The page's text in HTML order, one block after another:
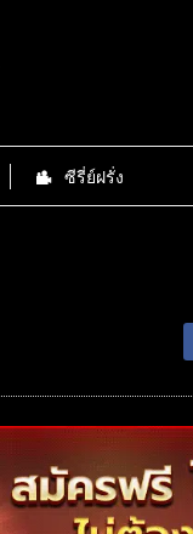
ซีรี่ย์ฝรั่ง